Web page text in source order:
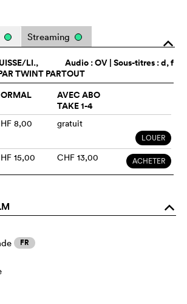
o
Streaming
Audio :OV | Sous-titres : d, f
LI.,
TWINT PARTOUT
AVEC ABO
TAKE 1-4
8,00 gratuit
LOUER
15,00 CHF 13,00 ACHETER
o
FR